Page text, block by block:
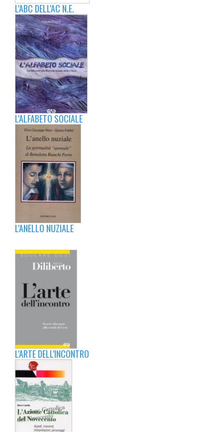
L'ABC DELL'AC N.E.
L'ALFABETO SOCIALE
L'ANELLO NUZIALE
L'ARTE DELL'INCONTRO